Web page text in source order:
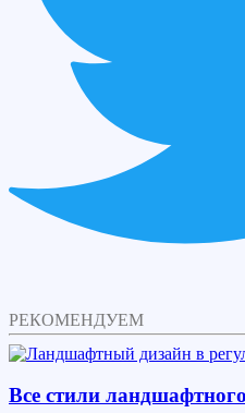
РЕКОМЕНДУЕМ
Все стили